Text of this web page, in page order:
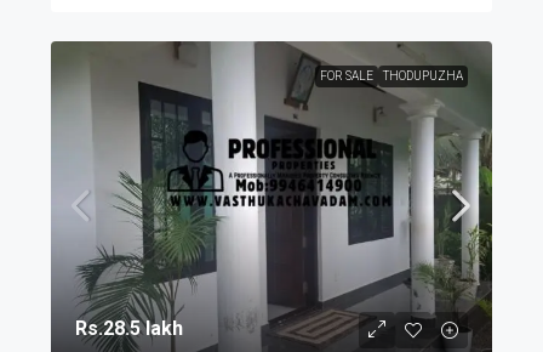
FOR SALE THODUPUZHA
Rs.28.5 lakh